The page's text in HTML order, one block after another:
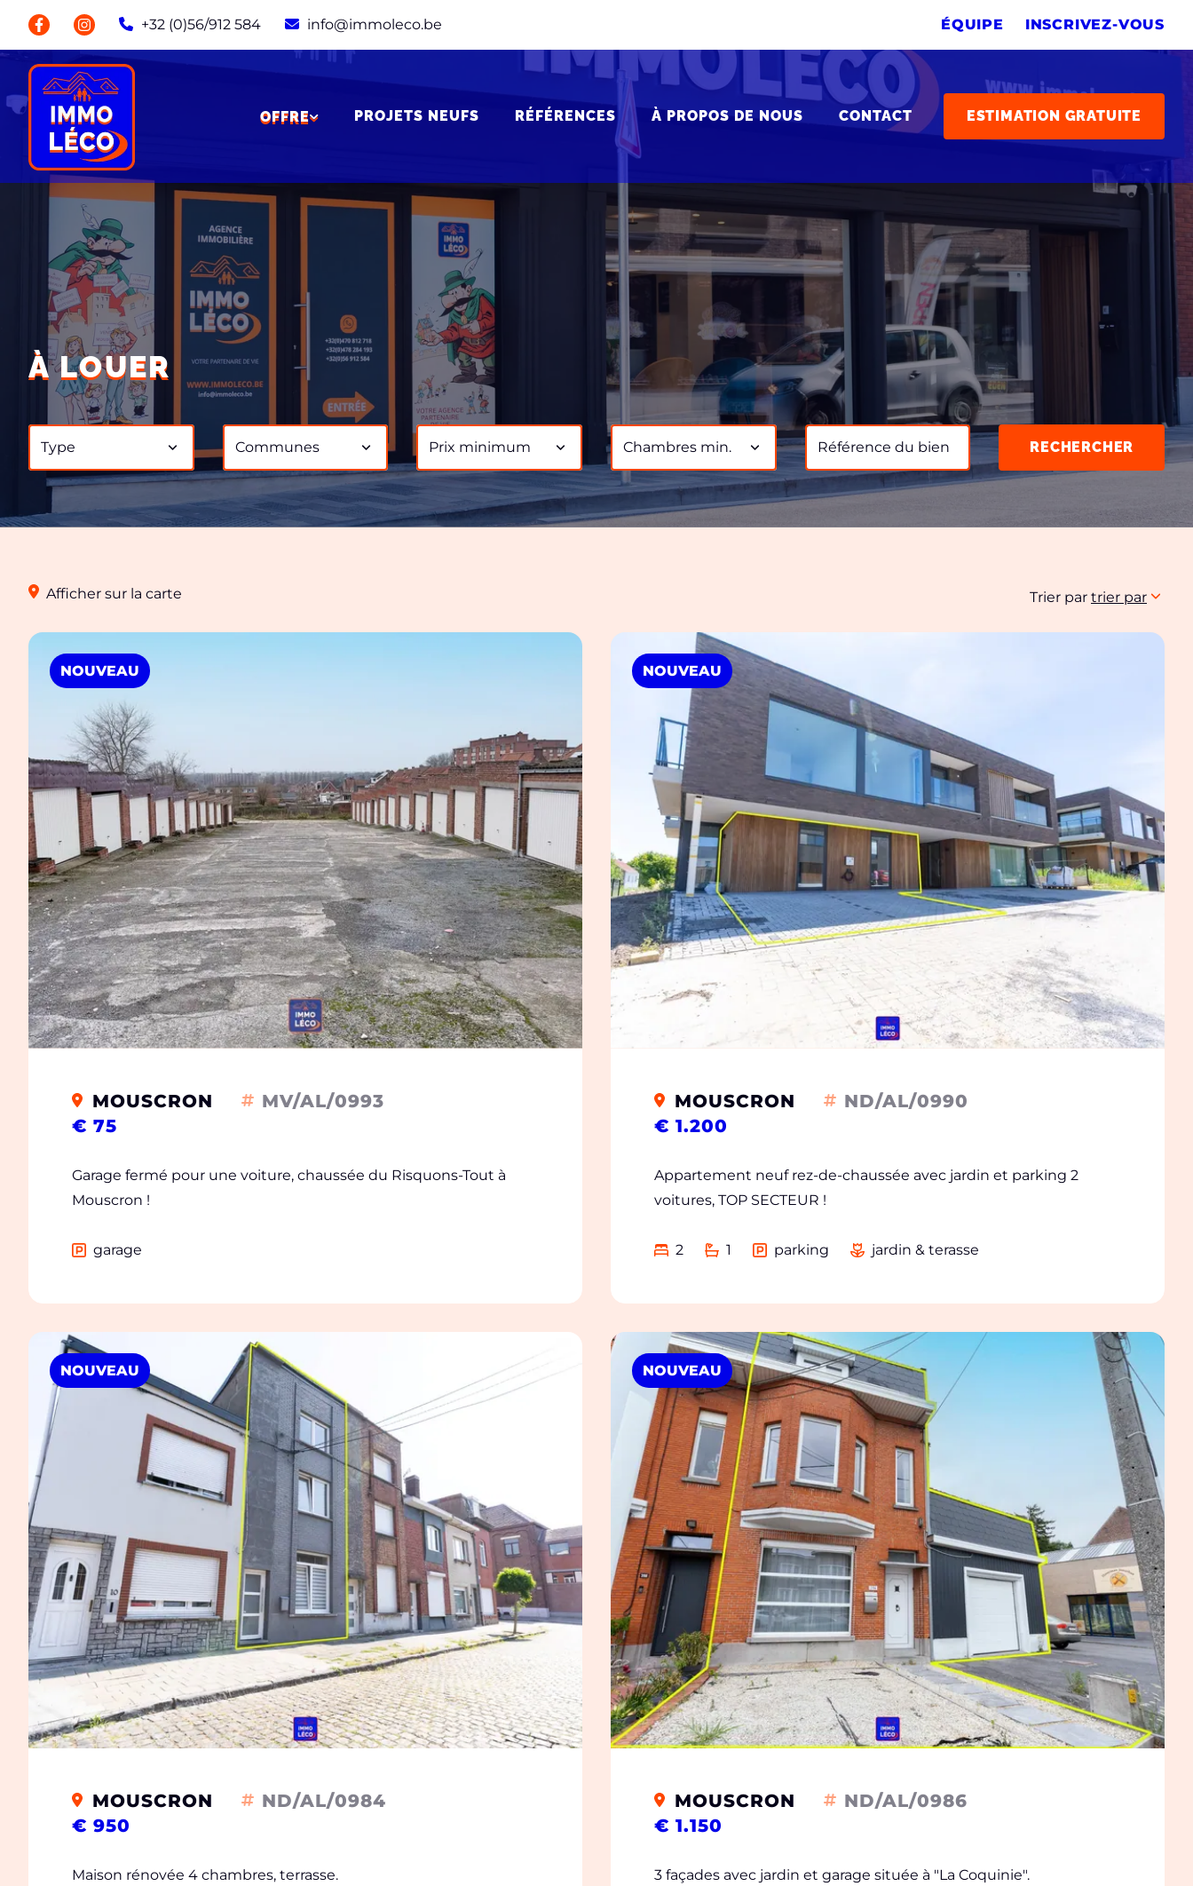
INSCRIVEZ-VOUS
ÉQUIPE
+32 (0)56/912 584 info@immoleco.be
OFFRE PROJETS NEUFS RÉFÉRENCES À PROPOS DE NOUS CONTACT ESTIMATION GRATUITE
À LOUER
Type Communes Prix minimum Chambres min. RECHERCHER
Trier par trier par
Afficher sur la carte
NOUVEAU
MOUSCRON
MV/AL/0993
€ 75
Garage fermé pour une voiture, chaussée du Risquons-Tout à
Mouscron !
garage
NOUVEAU
MOUSCRON
ND/AL/0990
€ 1.200
Appartement neuf rez-de-chaussée avec jardin et parking 2
voitures, TOP SECTEUR !
2 1 parking jardin & terasse
NOUVEAU
MOUSCRON
ND/AL/0984
€ 950
Maison rénovée 4 chambres, terrasse.
NOUVEAU
MOUSCRON
ND/AL/0986
€ 1.150
3 façades avec jardin et garage située à "La Coquinie".